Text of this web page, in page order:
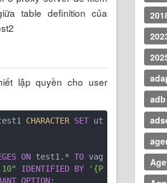
table definition của
lập quyền cho user
CHARACTER SET ut
ON test1.* TO vag
IDENTIFIED BY
'{P
OPTION
adb